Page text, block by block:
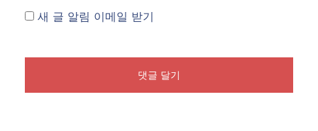
새 글 알림 이메일 받기